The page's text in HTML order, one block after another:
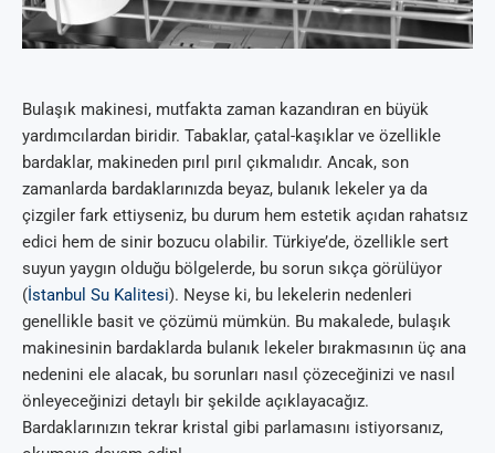
Bulaşık makinesi, mutfakta zaman kazandıran en büyük
yardımcılardan biridir. Tabaklar, çatal-kaşıklar ve özellikle
bardaklar, makineden pırıl pırıl çıkmalıdır. Ancak, son
zamanlarda bardaklarınızda beyaz, bulanık lekeler ya da
çizgiler fark ettiyseniz, bu durum hem estetik açıdan rahatsız
edici hem de sinir bozucu olabilir. Türkiye’de, özellikle sert
suyun yaygın olduğu bölgelerde, bu sorun sıkça görülüyor
(İstanbul Su Kalitesi). Neyse ki, bu lekelerin nedenleri
genellikle basit ve çözümü mümkün. Bu makalede, bulaşık
makinesinin bardaklarda bulanık lekeler bırakmasının üç ana
nedenini ele alacak, bu sorunları nasıl çözeceğinizi ve nasıl
önleyeceğinizi detaylı bir şekilde açıklayacağız.
Bardaklarınızın tekrar kristal gibi parlamasını istiyorsanız,